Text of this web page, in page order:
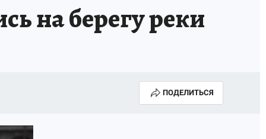
на берегу реки
ПОДЕЛИТЬСЯ